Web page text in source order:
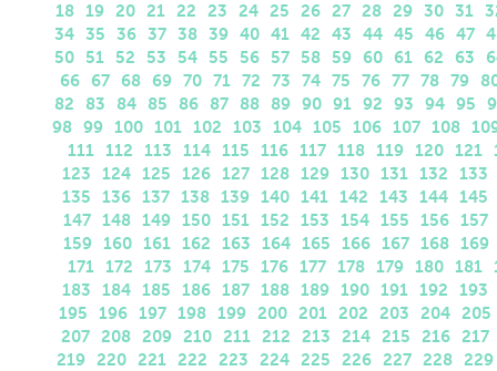
18 19 20 21 22 23 24 25 26 27 28 29 30 31
34 35 36 37 38 39 40 41 42 43 44 45 46 47
50
51 52 53 54 55 56 57 58 59 60 61 62 63
66
67 68 69 70 71 72 73 74 75 76 77 78 79
82
83 84 85 86 87 88 89 90 91 92 93 94 95
98 99 100 101 102 103 104 105 106 107 108
111 112 113 114 115 116 117 118 119 120 121
123
124 125 126 127 128 129 130 131 132
133
135
136 137 138 139 140 141 142 143 144 145
147 148 149 150 151 152 153 154 155 156 157
159 160 161 162 163 164 165 166 167 168 169
171 172 173 174 175 176 177 178 179 180 181
183
184 185 186 187 188 189 190 191 192
193
195
196 197 198 199 200 201 202 203 204 205
207 208 209 210 211 212 213 214 215 216 217
219 220 221 222 223 224 225 226 227 228 229